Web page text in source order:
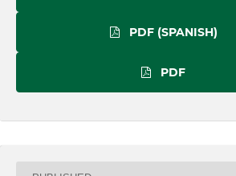
PDF (SPANISH)
PDF